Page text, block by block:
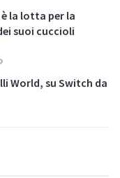
la lotta per la
suoi cuccioli
World, su Switch da